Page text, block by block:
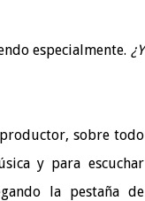
especialmente. ¿Y
sobre todo
y para escuchar
la pestaña de